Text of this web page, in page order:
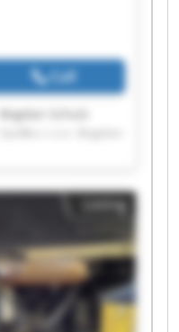
Call
Schulz
Spółka z o.o.
z o.o. Bogdan
Spółka z o.o.
Schulz
z o.o. Bogdan
Spółka z o.o.
Bogdan Schulz
z o.o. Bogdan
Spółka z o.o.
Listing